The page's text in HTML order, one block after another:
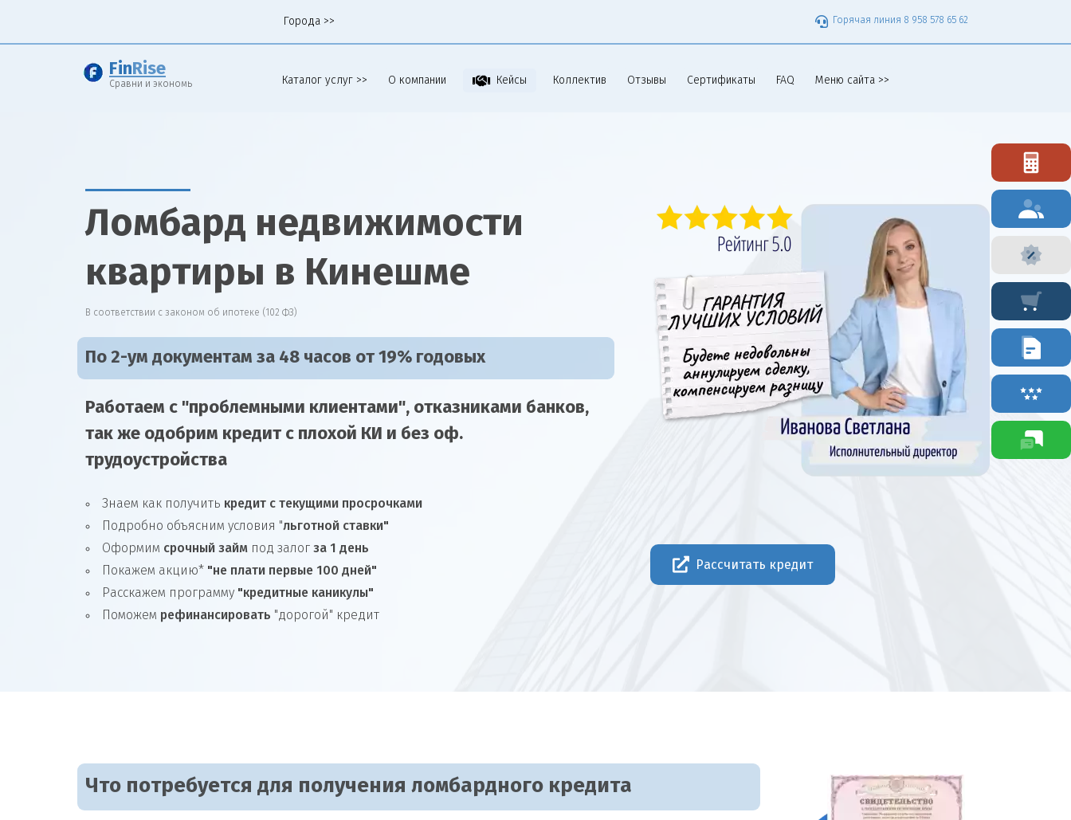
Города >> Горячая линия 8 958 578 65 62
Fin Rise
Сравни и экономь Каталог услуг >> О компании Кейсы Коллектив Отзывы Сертификаты FAQ Меню сайта >>
Ломбард недвижимости
квартиры в Кинешме
В соответствии с законом об ипотеке (102 ФЗ)
По 2-ум документам за 48 часов от 19% годовых
Работаем с "проблемными клиентами", отказниками банков,
так же одобрим кредит с плохой КИ и без оф.
трудоустройства
Знаем как получить кредит с текущими просрочками
Подробно объясним условия "льготной ставки"
Оформим срочный займ под залог за 1 день
Покажем акцию* "не плати первые 100 дней"
Расскажем программу "кредитные каникулы"
Поможем рефинансировать "дорогой" кредит
Рассчитать кредит
Что потребуется для получения ломбардного кредита